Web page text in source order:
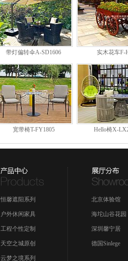
带灯偏转伞A-SD1606 实木花车F-
宽带椅T-FY1805 Hello椅X-
恒馨遮阳系列
户外休闲家具
工程个性定制
天空之城原创
云梦之境系列
北京体验馆
海坨山谷花园
深圳馨宁居
德国Sinlege